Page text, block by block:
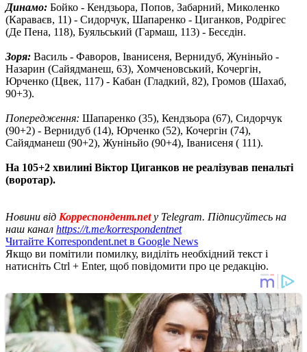
Динамо: Бойко - Кендзьора, Попов, Забарний, Миколенко
(Караваєв, 11) - Сидорчук, Шапаренко - Циганков, Родрігес
(Де Пена, 118), Буяльський (Гармаш, 113) - Бесєдін.
Зоря: Василь - Фаворов, Іванисеня, Вернидуб, Жуніньйо -
Назарин (Сайядманеш, 63), Хомченовський, Кочергін,
Юрченко (Цвек, 117) - Кабан (Гладкий, 82), Громов (Шахаб,
90+3).
Попередження: Шапаренко (35), Кендзьора (67), Сидорчук
(90+2) - Вернидуб (14), Юрченко (52), Кочергін (74),
Сайядманеш (90+2), Жуніньйо (90+4), Іванисеня ( 111).
На 105+2 хвилині Віктор Циганков не реалізував пенальті
(воротар).
Новини від Корреспондент.netу Telegram. Підписуйтесь на
наш канал https://t.me/korrespondentnet
Читайте Korrespondent.net в Google News
Якщо ви помітили помилку, виділіть необхідний текст і
натисніть Ctrl + Enter, щоб повідомити про це редакцію.